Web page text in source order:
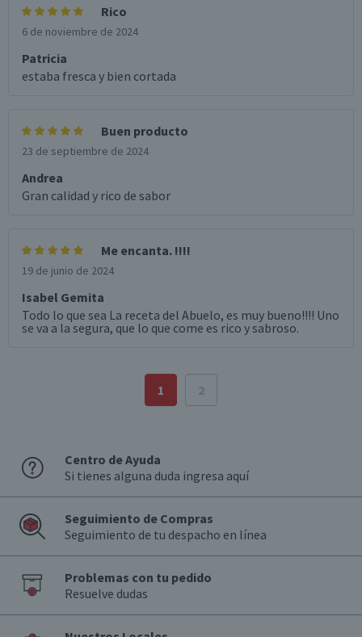
Rico
6 de noviembre de 2024
Patricia
estaba fresca y bien cortada
Buen producto
23 de septiembre de 2024
Andrea
Gran calidad y rico de sabor
Me encanta. !!!!
19 de junio de 2024
Isabel Gemita
Todo lo que sea La receta del Abuelo, es muy bueno!!!! Uno
se va a la segura, que lo que come es rico y sabroso.
1 2
Centro de Ayuda
Si tienes alguna duda ingresa aquí
Seguimiento de Compras
Seguimiento de tu despacho en línea
Problemas con tu pedido
Resuelve dudas